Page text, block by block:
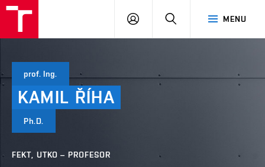
MENU
PŘIHLÁSIT
prof. Ing.
KAMIL ŘÍHA
Ph.D.
FEKT, UTKO – PROFESOR